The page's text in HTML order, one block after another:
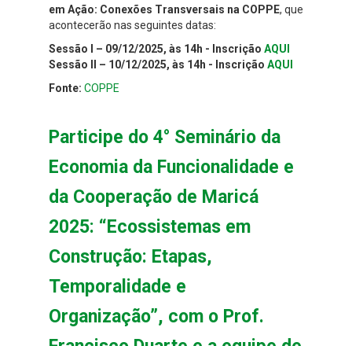
em Ação: Conexões Transversais na COPPE, que
acontecerão nas seguintes datas:
Sessão I – 09/12/2025, às 14h - Inscrição AQUI
Sessão II – 10/12/2025, às 14h - Inscrição AQUI
Fonte: COPPE
Participe do 4° Seminário da
Economia da Funcionalidade e
da Cooperação de Maricá
2025: “Ecossistemas em
Construção: Etapas,
Temporalidade e
Organização”, com o Prof.